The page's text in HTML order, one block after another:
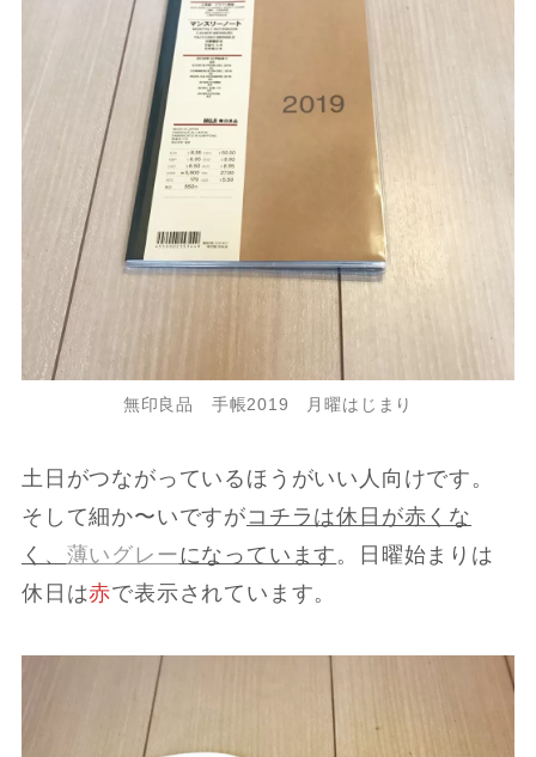
無印良品 手帳2019 月曜はじまり
土日がつながっているほうがいい人向けです。
そして細か〜いですがコチラは休日が赤くな
く、 薄いグレーになっています 。日曜始まりは
休日は赤で表示されています。